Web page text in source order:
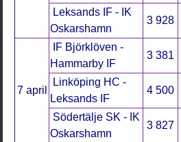
Leksands IF - IK
Oskarshamn
3 928
7 april
IF Björklöven -
Hammarby IF
3 381
Linköping HC -
Leksands IF
4 500
Södertälje SK - IK
Oskarshamn
3 827